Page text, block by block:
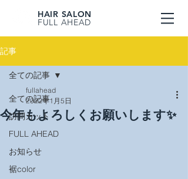
HAIR SALON
FULL AHEAD
記事
全ての記事
訪問カット
FULL AHEAD
お知らせ
裾color
全ての記事
今年もよろしくお願いします✨
fullahead
2022年1月5日